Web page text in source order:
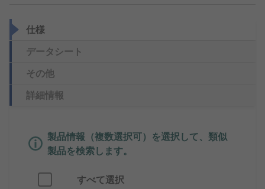
仕様
データシート
その他
詳細情報
製品情報（複数選択可）を選択して、類似
製品を検索します。
すべて選択